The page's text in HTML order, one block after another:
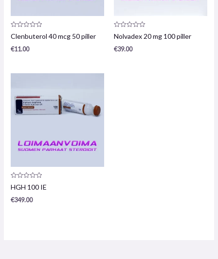
Produktanmeldelse:
0
5
Clenbuterol 40 mcg 50 piller
€11.00
Produktanmeldelse:
0
5
Nolvadex 20 mg 100 piller
€39.00
Produktanmeldelse:
0
5
HGH 100 IE
€349.00